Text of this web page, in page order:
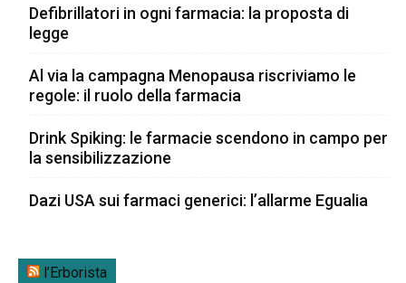
Defibrillatori in ogni farmacia: la proposta di
legge
Al via la campagna Menopausa riscriviamo le
regole: il ruolo della farmacia
Drink Spiking: le farmacie scendono in campo per
la sensibilizzazione
Dazi USA sui farmaci generici: l’allarme Egualia
l’Erborista